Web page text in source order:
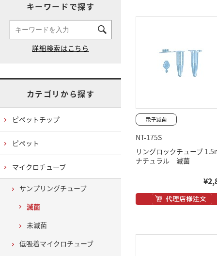
NT-175S
リングロックチューブ
ナチュラル 滅菌
キーワードで探す
カテゴリから探す
ピペットチップ
ピペット
マイクロチューブ
サンプリングチューブ
滅菌
未滅菌
低吸着マイクロチューブ